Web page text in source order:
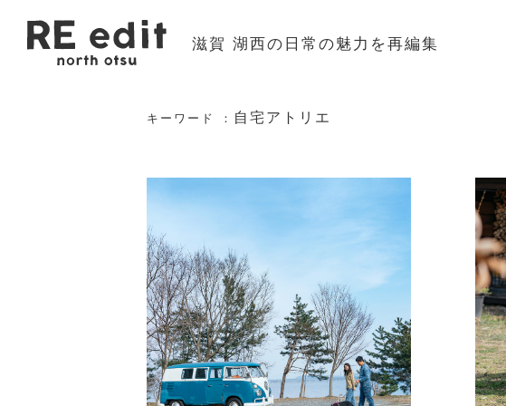
滋賀 湖西の日常の魅力を再編集
キーワード ： 自宅アトリエ